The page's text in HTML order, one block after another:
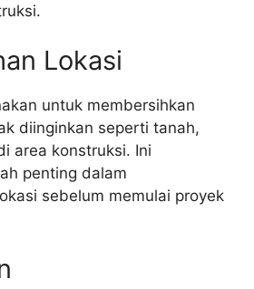
Lokasi
untuk membersihkan
diinginkan seperti tanah,
area konstruksi. Ini
penting dalam
sebelum memulai proyek